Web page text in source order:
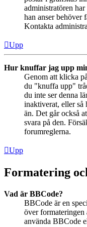
administratören
han anser behöver
Kontakta
Upp
Hur knuffar jag upp
Genom att klicka
du "knuffa upp"
du inte ser denna
inaktiverat, eller så
än. Det går också
svara på den.
forumreglerna.
Upp
Formatering
Vad är BBCode?
BBCode är en
över
använda BBCode